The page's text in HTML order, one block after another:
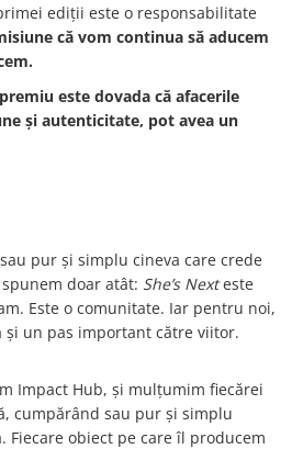
ediții este o responsabilitate
că vom continua să aducem
este dovada că afacerile
și autenticitate, pot avea un
pur și simplu cineva care crede
doar atât: She’s Nexteste
Este o comunitate. Iar pentru noi,
un pas important către viitor.
Impact Hub, și mulțumim fiecărei
cumpărând sau pur și simplu
Fiecare obiect pe care îl producem